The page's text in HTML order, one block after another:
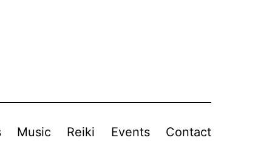
Music Reiki Events Contact